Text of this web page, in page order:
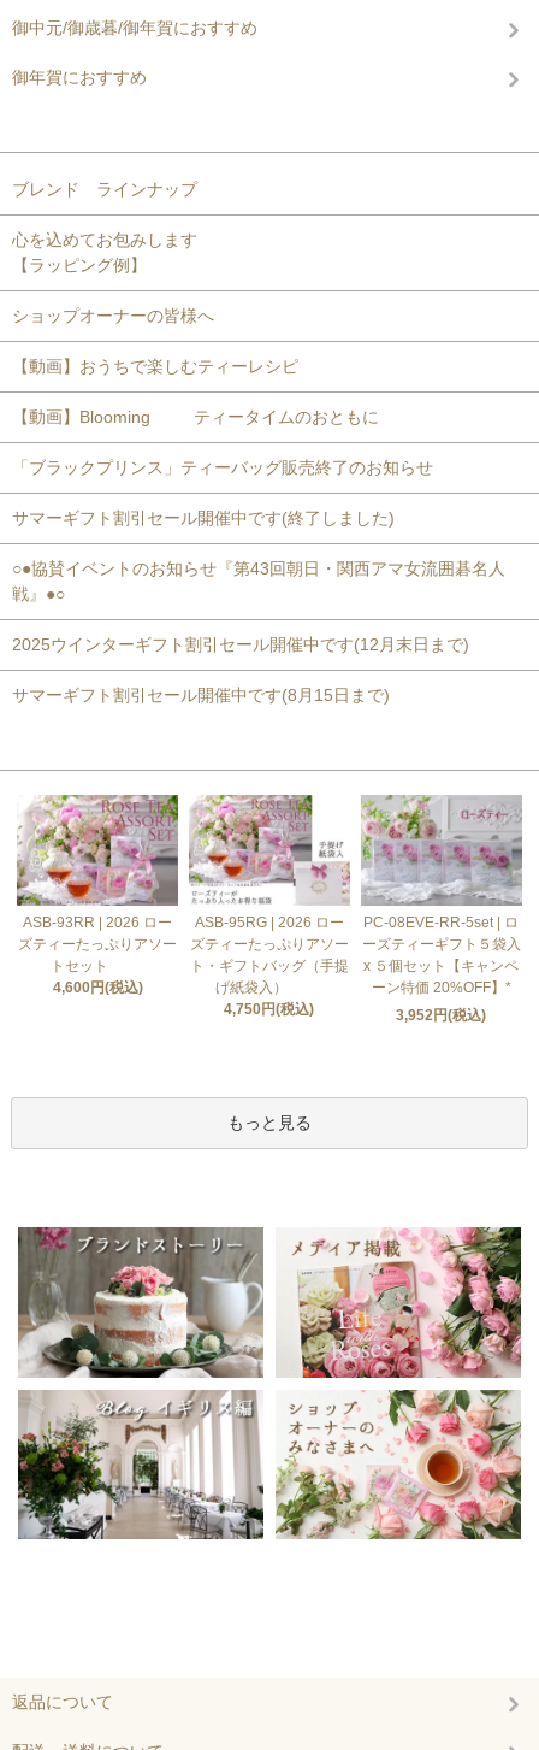
御中元/御歳暮/御年賀におすすめ
御年賀におすすめ
ブレンド ラインナップ
心を込めてお包みします
【ラッピング例】
ショップオーナーの皆様へ
【動画】おうちで楽しむティーレシピ
【動画】Blooming ティータイムのおともに
「ブラックプリンス」ティーバッグ販売終了のお知らせ
サマーギフト割引セール開催中です(終了しました)
○●協賛イベントのお知らせ『第43回朝日・関西アマ女流囲碁名人
戦』●○
2025ウインターギフト割引セール開催中です(12月末日まで)
サマーギフト割引セール開催中です(8月15日まで)
ASB-93RR | 2026 ロー
ズティーたっぷりアソー
トセット
4,600円(税込)
ASB-95RG | 2026 ロー
ズティーたっぷりアソー
ト・ギフトバッグ（手提
げ紙袋入）
4,750円(税込)
PC-08EVE-RR-5set | ロ
ーズティーギフト５袋入
x ５個セット【キャンペ
ーン特価 20%OFF】*
3,952円(税込)
もっと見る
返品について